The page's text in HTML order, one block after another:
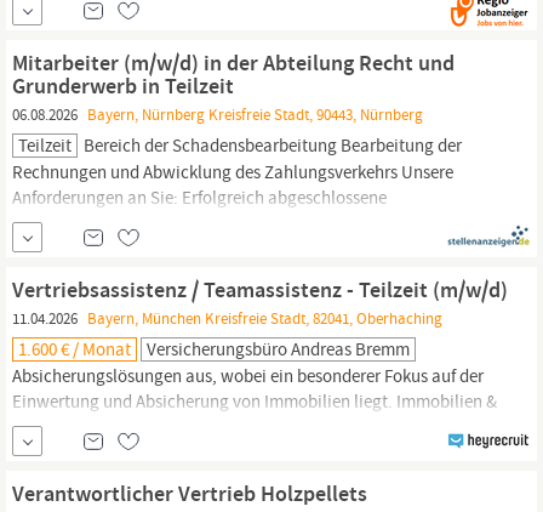
Office- und Kopiermanagement 2000 KG aus Bayreuth der
zuverlässige Partner für effiziente
Dokumentenlösungen.
Mitarbeiter (m/w/d) in der Abteilung Recht und
Grunderwerb in Teilzeit
06.08.2026 Bayern, Nürnberg Kreisfreie Stadt, 90443, Nürnberg
Teilzeit Bereich der Schadensbearbeitung Bearbeitung der
Rechnungen und Abwicklung des Zahlungsverkehrs Unsere
Anforderungen an Sie: Erfolgreich abgeschlossene
Berufsausbildung als Verwaltungsfachangestellter (m/w/d),
Kaufmann (m/w/d) für
Rechtsanwaltsfachangestellter (m/w/d), Kaufmann (m/w/d) für
Bürokommunikationoder...
Vertriebsassistenz / Teamassistenz - Teilzeit (m/w/d)
11.04.2026 Bayern, München Kreisfreie Stadt, 82041, Oberhaching
1.600 € / Monat
Versicherungsbüro Andreas Bremm
Absicherungslösungen aus, wobei ein besonderer Fokus auf der
Einwertung und Absicherung von Immobilien liegt. Immobilien &
Gewerbe: Spezialisierte Beratung für private und gewerbliche
Objekte. Vorsorge & Gesundheit: Lösungen zur
Unfallversicherungen. Mobilität: Klassische Kfz-Versicherungen
Verantwortlicher Vertrieb Holzpellets